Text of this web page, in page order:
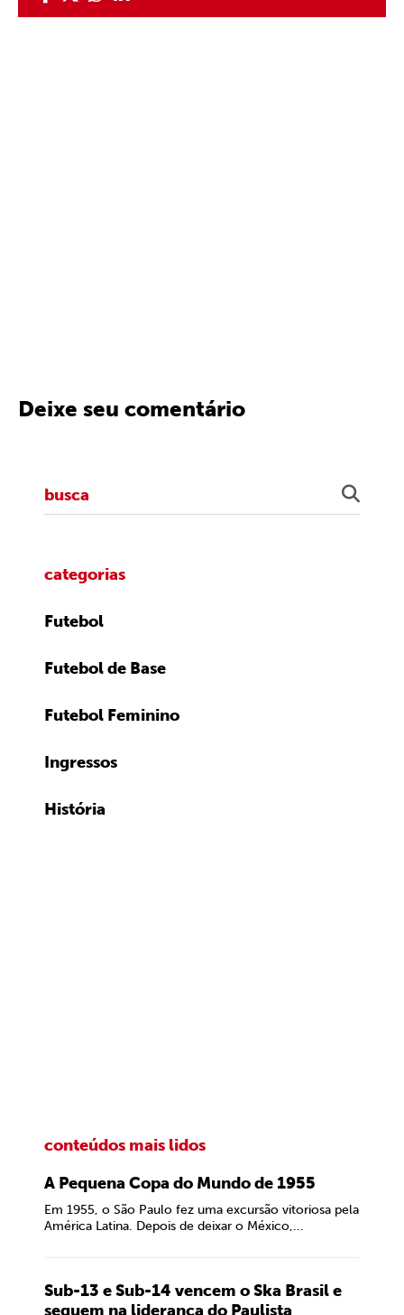
Deixe seu comentário
categorias
Futebol
Futebol de Base
Futebol Feminino
Ingressos
História
conteúdos mais lidos
A Pequena Copa do Mundo de 1955
Em 1955, o São Paulo fez uma excursão vitoriosa pela
América Latina. Depois de deixar o México,...
Sub-13 e Sub-14 vencem o Ska Brasil e
seguem na liderança do Paulista